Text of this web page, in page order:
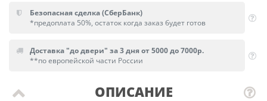
Безопасная сделка (СберБанк)
*предоплата 50%, остаток когда заказ будет готов
Доставка "до двери" за 3 дня от 5000 до 7000р.
**по европейской части России
ОПИСАНИЕ